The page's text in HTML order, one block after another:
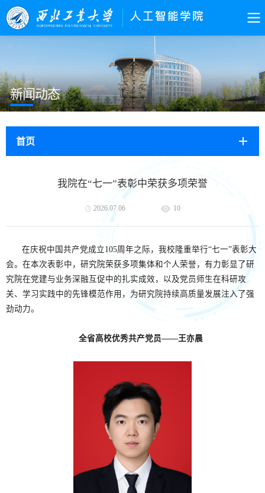
新闻动态
首页
我院在“七一”表彰中荣获多项荣誉
2026.07.06 10
在庆祝中国共产党成立105周年之际，我校隆重举行“七一”表彰大
会。在本次表彰中，研究院荣获多项集体和个人荣誉，有力彰显了研
究院在党建与业务深融互促中的扎实成效，以及党员师生在科研攻
关、学习实践中的先锋模范作用，为研究院持续高质量发展注入了强
劲动力。
全省高校优秀共产党员——王亦晨